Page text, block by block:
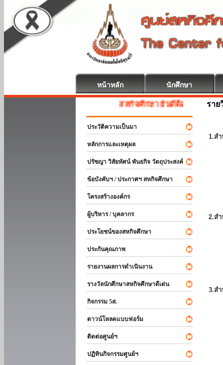
หน้าหลัก นักศึกษา
สหกิจศึกษา ยินดีต้อนรับ
ประวัติความเป็นมา
หลักการและเหตุผล
ปรัชญา วิสัยทัศน์ พันธกิจ วัตถุประสงค์
ข้อบังคับฯ / ประกาศฯ สหกิจศึกษา
โครงสร้างองค์กร
ผู้บริหาร / บุคลากร
ประโยชน์ของสหกิจศึกษา
ประกันคุณภาพ
รายงานผลการดำเนินงาน
รางวัลนักศึกษาสหกิจศึกษาดีเด่น
กิจกรรม 5ส.
ดาวน์โหลดแบบฟอร์ม
ติดต่อศูนย์ฯ
ปฏิทินกิจกรรมศูนย์ฯ
ราย
1.ส
2.ส
3.ส